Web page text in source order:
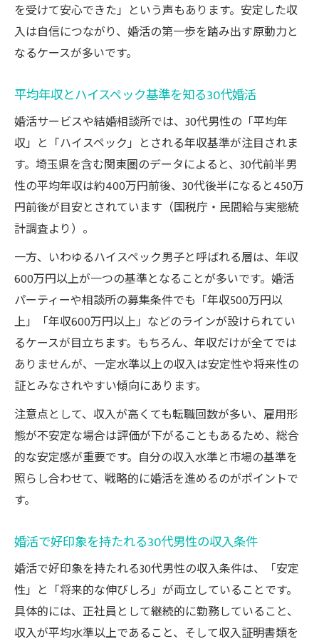
を受けて安心できた」という声もあります。安定した収
入は自信につながり、婚活の第一歩を踏み出す原動力と
なるケースが多いです。
平均年収とハイスペック基準を知る30代婚活
婚活サービスや結婚相談所では、30代男性の「平均年
収」と「ハイスペック」とされる年収基準が注目されま
す。埼玉県を含む関東圏のデータによると、30代前半男
性の平均年収は約400万円前後、30代後半になると450万
円前後が目安とされています（国税庁・民間給与実態統
計調査より）。
一方、いわゆるハイスペック男子と呼ばれる層は、年収
600万円以上が一つの基準となることが多いです。婚活
パーティーや相談所の募集条件でも「年収500万円以
上」「年収600万円以上」などのラインが設けられてい
るケースが目立ちます。もちろん、年収だけが全てでは
ありませんが、一定水準以上の収入は安定性や将来性の
証とみなされやすい傾向にあります。
注意点として、収入が高くても転職回数が多い、雇用形
態が不安定な場合は評価が下がることもあるため、総合
的な安定感が重要です。自分の収入水準と市場の基準を
照らし合わせて、戦略的に婚活を進めるのがポイントで
す。
婚活で好印象を持たれる30代男性の収入条件
婚活で好印象を持たれる30代男性の収入条件は、「安定
性」と「将来的な伸びしろ」が両立していることです。
具体的には、正社員として継続的に勤務していること、
収入が平均水準以上であること、そして収入証明書類を